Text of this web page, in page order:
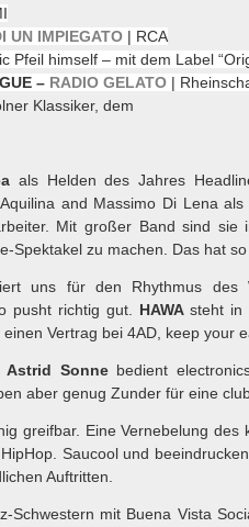
UN IMPIEGATO | RCA
Pfeil himself – mit dem Label
– RADIO GELATO |
Klassiker, dem
als Helden des Jahres
and Massimo Di Lena
Mit großer Band sind sie
Spektakel zu machen. Das hat
uns für den Rhythmus des
pusht richtig gut. HAWAsteht in
Vertrag bei 4AD, keep your
Astrid Sonnebedient
aber genug Zunder für eine
greifbar. Eine Vernebelung des
Saucool und
Auftritten.
Schwestern mit Buena Vista